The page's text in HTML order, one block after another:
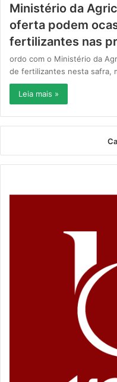
Ministério da
oferta podem
fertilizantes nas
ordo com o Ministério da
de fertilizantes nesta safra,
Leia mais »